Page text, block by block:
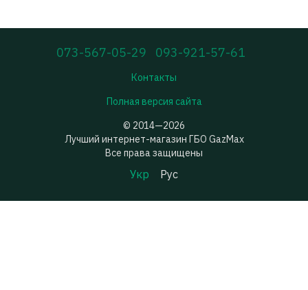
073-567-05-29 093-921-57-61
Контакты
Полная версия сайта
© 2014—2026
Лучший интернет-магазин ГБО GazMax
Все права защищены
Укр Рус